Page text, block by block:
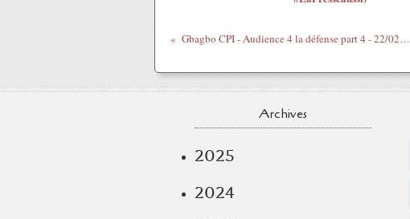
Gbagbo CPI - Audience 4 la défense part 4 - 22/02/13
Archives
2025
2024